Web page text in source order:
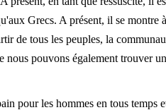
Grecs. A présent, il se montre
de tous les peuples, la
pouvons également trouver
pour les hommes en tous temps